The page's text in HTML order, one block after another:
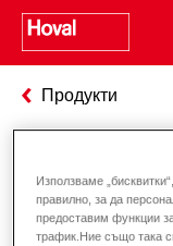
Продукти
Използваме
правилно, за да
предоставим функции
трафик.Ние също така